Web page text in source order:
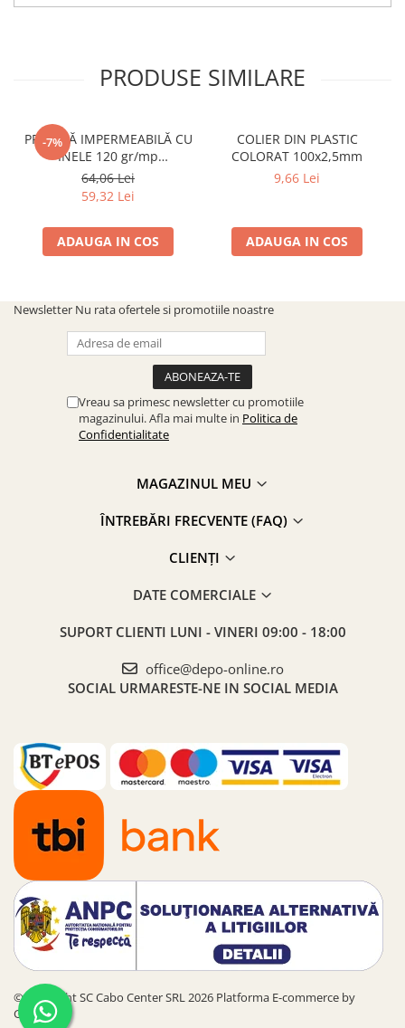
PRODUSE SIMILARE
-7%
PRELATĂ IMPERMEABILĂ CU
INELE 120 gr/mp
DIMENSIUNE 3x4 m, VERDE
64,06 Lei
59,32 Lei
ADAUGA IN COS
COLIER DIN PLASTIC
COLORAT 100x2,5mm
9,66 Lei
ADAUGA IN COS
Newsletter Nu rata ofertele si promotiile noastre
Vreau sa primesc newsletter cu promotiile
magazinului. Afla mai multe in Politica de
Confidentialitate
MAGAZINUL MEU
ÎNTREBĂRI FRECVENTE (FAQ)
CLIENȚI
DATE COMERCIALE
SUPORT CLIENTI LUNI - VINERI 09:00 - 18:00
office@depo-online.ro
SOCIAL URMARESTE-NE IN SOCIAL MEDIA
©Copyright SC Cabo Center SRL 2026 Platforma E-commerce by
Gomag